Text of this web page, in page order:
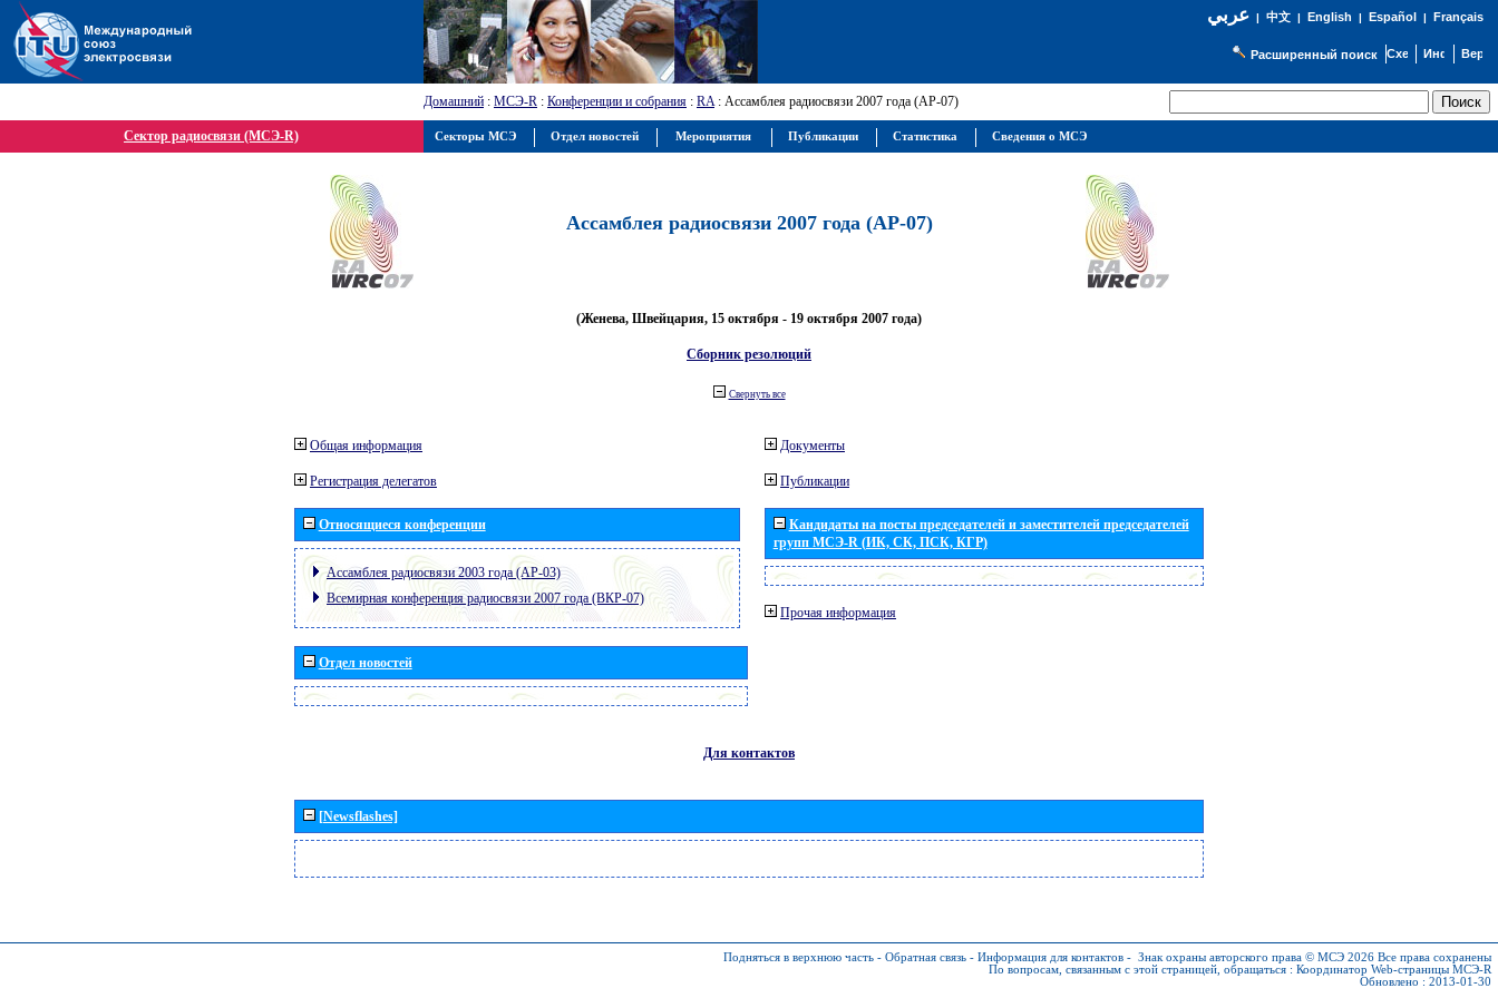
عربي| 中文| English | Español | Français
Расширенный поиск
Домашний : МСЭ-R : Конференции и собрания : RA: Ассамблея радиосвязи 2007 года (АР-07)
Сектор радиосвязи (МСЭ-R)
Ассамблея радиосвязи 2007 года (АР-07)
(Женева, Швейцария, 15 октября - 19 октября 2007 года)
Сборник резолюций
Свернуть все
Общая информация
Регистрация делегатов
Относящиеся конференции
Ассамблея радиосвязи 2003 года (АР-03)
Всемирная конференция радиосвязи 2007 года (ВКР-07)
Отдел новостей
Документы
Публикации
Кандидаты на посты председателей и заместителей председателей
групп МСЭ-R (ИК, СК, ПСК, КГР)
Прочая информация
Для контактов
[Newsflashes]
Подняться в верхнюю часть - Обратная связь - Информация для контактов - Знак охраны авторского права © МСЭ 2026 Все права сохранены
По вопросам, связанным с этой страницей, обращаться : Координатор Web-страницы МСЭ-R
Обновлено : 2013-01-30
Секторы МСЭ Отдел новостей Мероприятия Публикации Статистика Сведения о МСЭ